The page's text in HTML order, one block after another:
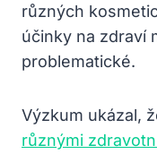
různých
účinky na zdraví
problematické.
Výzkum ukázal,
různými